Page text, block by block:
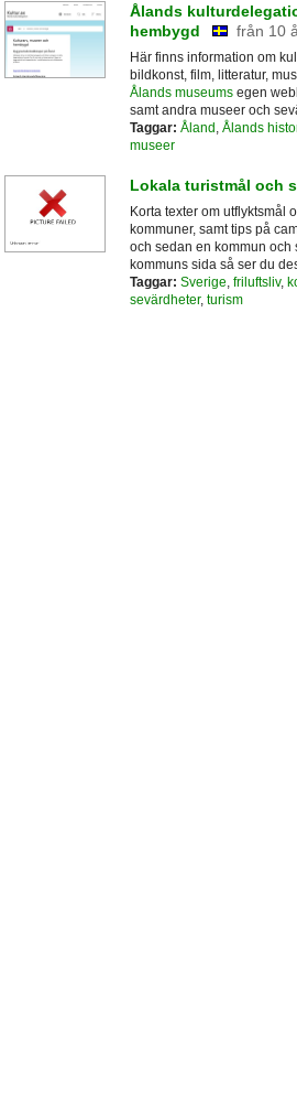
Ålands
hembygd
från 10
Här finns information om
bildkonst, film, litteratur,
Ålands museumsegen
samt andra museer och
Taggar: Åland, Ålands
museer
Lokala turistmål och
Korta texter om utflyktsmål
kommuner, samt tips på
och sedan en kommun och
kommuns sida så ser du
Taggar: Sverige, friluftsliv,
sevärdheter, turism